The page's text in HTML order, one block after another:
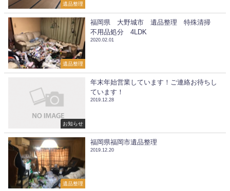
遺品整理
遺品整理
福岡県 大野城市 遺品整理 特殊清掃
不用品処分 4LDK
2020.02.01
お知らせ
年末年始営業しています！ご連絡お待ちし
ています！
2019.12.28
遺品整理
福岡県福岡市遺品整理
2019.12.20